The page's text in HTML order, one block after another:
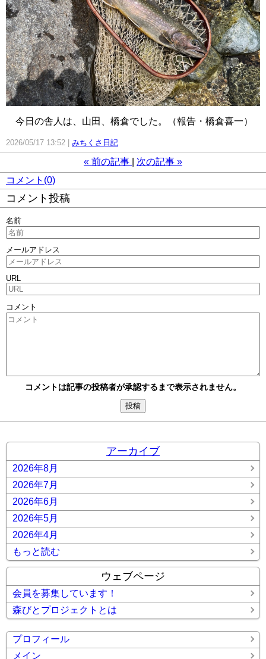
今日の舎人は、山田、橋倉でした。（報告・橋倉喜一）
2026/05/17 13:52 みちくさ日記
« 前の記事 次の記事 »
コメント(0)
コメント投稿
名前
メールアドレス
URL
コメント
コメントは記事の投稿者が承認するまで表示されません。
アーカイブ
2026年8月
2026年7月
2026年6月
2026年5月
2026年4月
もっと読む
ウェブページ
会員を募集しています！
森びとプロジェクトとは
プロフィール
メイン